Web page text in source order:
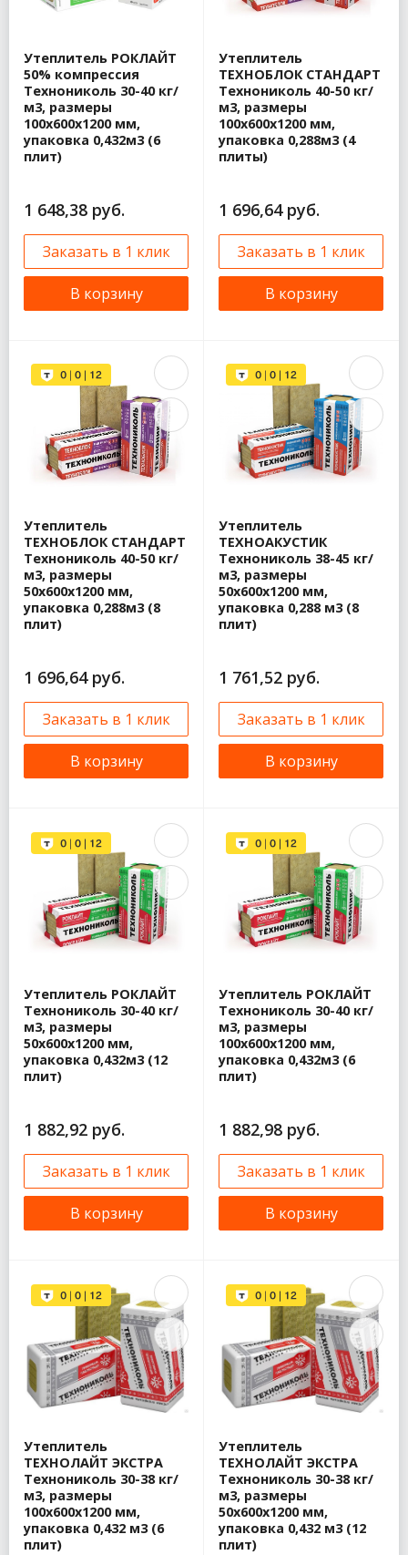
Утеплитель РОКЛАЙТ
50% компрессия
Технониколь 30-40 кг/
м3, размеры
100х600х1200 мм,
упаковка 0,432м3 (6
плит)
1 648,38 руб.
Заказать в 1 клик
В корзину
Утеплитель
ТЕХНОБЛОК СТАНДАРТ
Технониколь 40-50 кг/
м3, размеры
100х600х1200 мм,
упаковка 0,288м3 (4
плиты)
1 696,64 руб.
Заказать в 1 клик
В корзину
Утеплитель
ТЕХНОБЛОК СТАНДАРТ
Технониколь 40-50 кг/
м3, размеры
50х600х1200 мм,
упаковка 0,288м3 (8
плит)
1 696,64 руб.
Заказать в 1 клик
В корзину
Утеплитель
ТЕХНОАКУСТИК
Технониколь 38-45 кг/
м3, размеры
50х600х1200 мм,
упаковка 0,288 м3 (8
плит)
1 761,52 руб.
Заказать в 1 клик
В корзину
Утеплитель РОКЛАЙТ
Технониколь 30-40 кг/
м3, размеры
50х600х1200 мм,
упаковка 0,432м3 (12
плит)
1 882,92 руб.
Заказать в 1 клик
В корзину
Утеплитель РОКЛАЙТ
Технониколь 30-40 кг/
м3, размеры
100х600х1200 мм,
упаковка 0,432м3 (6
плит)
1 882,98 руб.
Заказать в 1 клик
В корзину
Утеплитель
ТЕХНОЛАЙТ ЭКСТРА
Технониколь 30-38 кг/
м3, размеры
100х600х1200 мм,
упаковка 0,432 м3 (6
плит)
Утеплитель
ТЕХНОЛАЙТ ЭКСТРА
Технониколь 30-38 кг/
м3, размеры
50х600х1200 мм,
упаковка 0,432 м3 (12
плит)